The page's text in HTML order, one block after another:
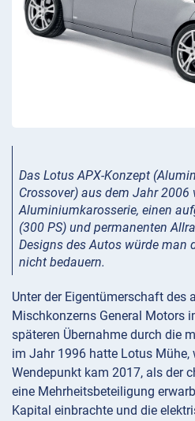
Das Lotus APX-Konzept
Crossover) aus dem Jahr 2006
Aluminiumkarosserie, einen
(300 PS) und permanenten
Designs des Autos würde man
nicht bedauern.
Unter der Eigentümerschaft des
Mischkonzerns General Motors
späteren Übernahme durch die
im Jahr 1996 hatte Lotus Mühe,
Wendepunkt kam 2017, als der
eine Mehrheitsbeteiligung
Kapital einbrachte und die